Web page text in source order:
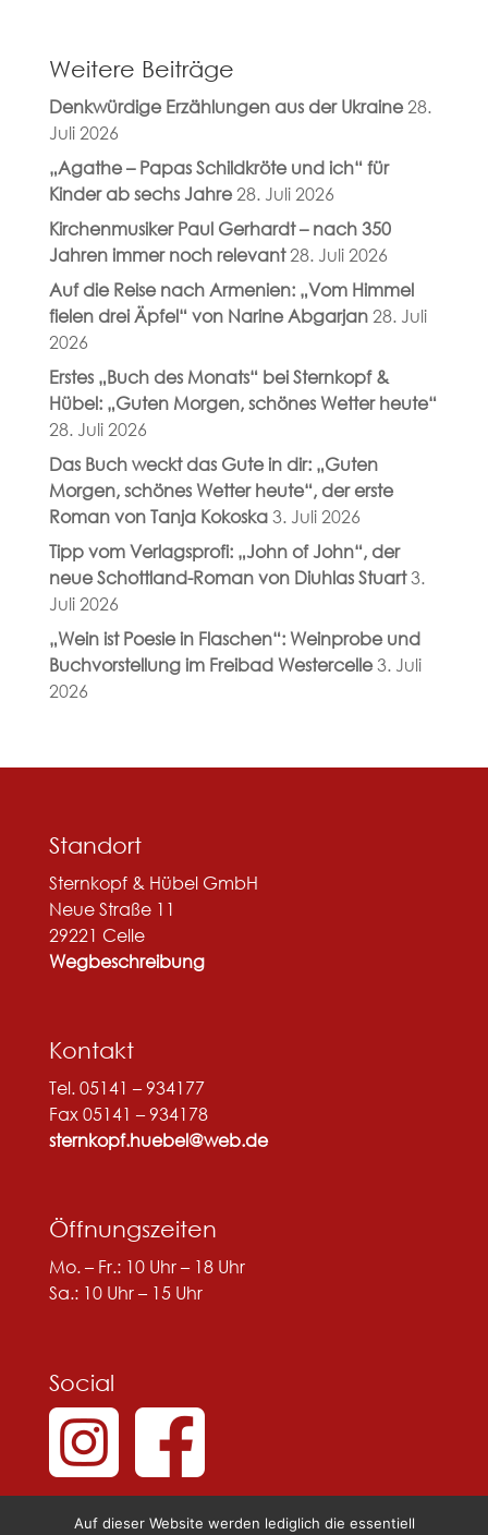
Weitere Beiträge
Denkwürdige Erzählungen aus der Ukraine 28.
Juli 2026
„Agathe – Papas Schildkröte und ich“ für
Kinder ab sechs Jahre 28. Juli 2026
Kirchenmusiker Paul Gerhardt – nach 350
Jahren immer noch relevant 28. Juli 2026
Auf die Reise nach Armenien: „Vom Himmel
fielen drei Äpfel“ von Narine Abgarjan 28. Juli
2026
Erstes „Buch des Monats“ bei Sternkopf &
Hübel: „Guten Morgen, schönes Wetter heute“
28. Juli 2026
Das Buch weckt das Gute in dir: „Guten
Morgen, schönes Wetter heute“, der erste
Roman von Tanja Kokoska 3. Juli 2026
Tipp vom Verlagsprofi: „John of John“, der
neue Schottland-Roman von Diuhlas Stuart 3.
Juli 2026
„Wein ist Poesie in Flaschen“: Weinprobe und
Buchvorstellung im Freibad Westercelle 3. Juli
2026
Standort
Sternkopf & Hübel GmbH
Neue Straße 11
29221 Celle
Wegbeschreibung
Kontakt
Tel. 05141 – 934177
Fax 05141 – 934178
sternkopf.huebel@web.de
Öffnungszeiten
Mo. – Fr.: 10 Uhr – 18 Uhr
Sa.: 10 Uhr – 15 Uhr
Social
Auf dieser Website werden lediglich die essentiell